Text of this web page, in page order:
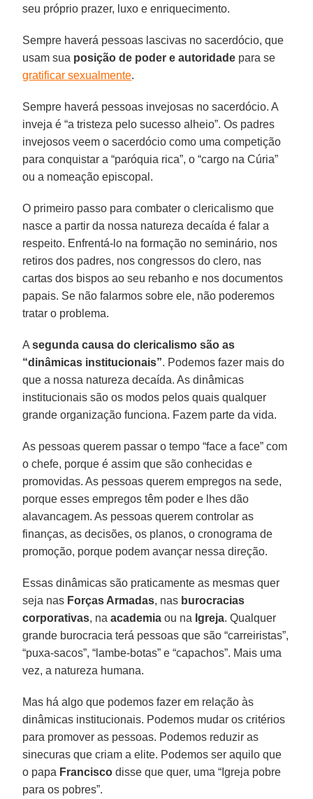
seu próprio prazer, luxo e enriquecimento.
Sempre haverá pessoas lascivas no sacerdócio, que
usam sua posição de poder e autoridade para se
gratificar sexualmente.
Sempre haverá pessoas invejosas no sacerdócio. A
inveja é “a tristeza pelo sucesso alheio”. Os padres
invejosos veem o sacerdócio como uma competição
para conquistar a “paróquia rica”, o “cargo na Cúria”
ou a nomeação episcopal.
O primeiro passo para combater o clericalismo que
nasce a partir da nossa natureza decaída é falar a
respeito. Enfrentá-lo na formação no seminário, nos
retiros dos padres, nos congressos do clero, nas
cartas dos bispos ao seu rebanho e nos documentos
papais. Se não falarmos sobre ele, não poderemos
tratar o problema.
Asegunda causa do clericalismo são as
“dinâmicas institucionais”. Podemos fazer mais do
que a nossa natureza decaída. As dinâmicas
institucionais são os modos pelos quais qualquer
grande organização funciona. Fazem parte da vida.
As pessoas querem passar o tempo “face a face” com
o chefe, porque é assim que são conhecidas e
promovidas. As pessoas querem empregos na sede,
porque esses empregos têm poder e lhes dão
alavancagem. As pessoas querem controlar as
finanças, as decisões, os planos, o cronograma de
promoção, porque podem avançar nessa direção.
Essas dinâmicas são praticamente as mesmas quer
seja nas Forças Armadas, nas burocracias
corporativas, naacademia ou na Igreja. Qualquer
grande burocracia terá pessoas que são “carreiristas”,
“puxa-sacos”, “lambe-botas” e “capachos”. Mais uma
vez, a natureza humana.
Mas há algo que podemos fazer em relação às
dinâmicas institucionais. Podemos mudar os critérios
para promover as pessoas. Podemos reduzir as
sinecuras que criam a elite. Podemos ser aquilo que
o papa Francisco disse que quer, uma “Igreja pobre
para os pobres”.